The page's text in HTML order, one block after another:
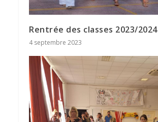
Rentrée des classes 2023/2024
4 septembre 2023